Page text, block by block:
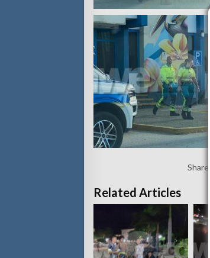
Share:
Related Articles